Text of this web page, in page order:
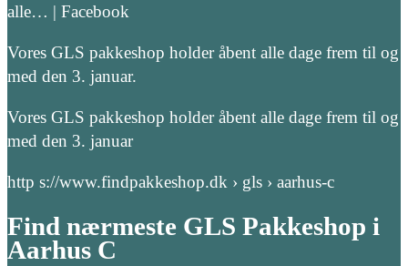
alle… | Facebook
Vores GLS pakkeshop holder åbent alle dage frem til og
med den 3. januar.
Vores GLS pakkeshop holder åbent alle dage frem til og
med den 3. januar
http s://www.findpakkeshop.dk › gls › aarhus-c
Find nærmeste GLS Pakkeshop i
Aarhus C